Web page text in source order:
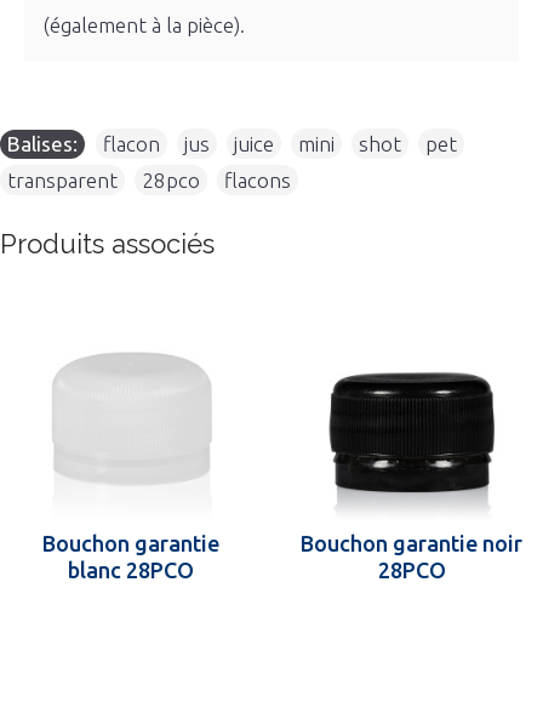
(également à la pièce).
Balises: flacon jus juice mini shot pet
transparent
28pco flacons
Produits associés
Bouchon garantie
blanc 28PCO
Bouchon garantie noir
28PCO